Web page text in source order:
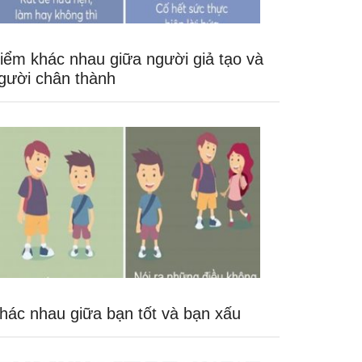
khác nhau giữa người giả tạo và
chân thành
nhau giữa bạn tốt và bạn xấu